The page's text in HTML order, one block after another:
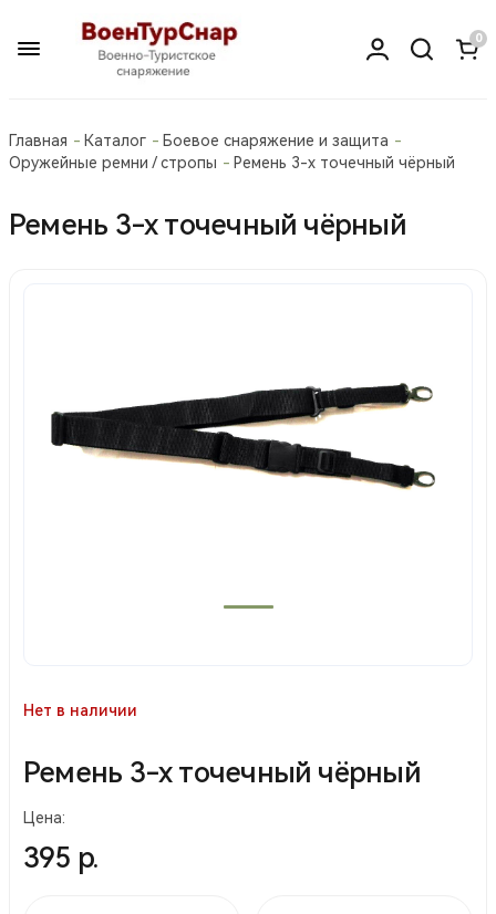
0
Главная Каталог
Боевое снаряжение и защита
Оружейные ремни / стропы
Ремень 3-х точечный чёрный
Ремень 3-х точечный чёрный
Нет в наличии
Ремень 3-х точечный чёрный
Цена:
395 р.